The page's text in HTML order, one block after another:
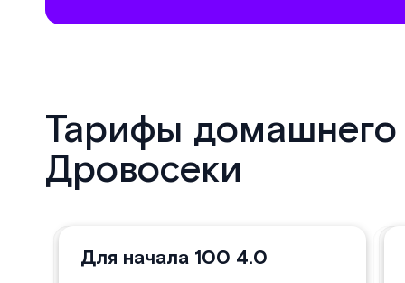
Тарифы домашнего
Дровосеки
Для начала 100 4.0
Для начала 100 4.0 GPON